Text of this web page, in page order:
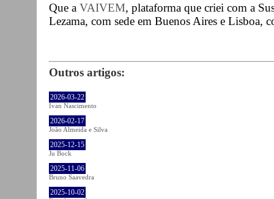
Que a VAIVEM, plataforma que criei com a
Lezama, com sede em Buenos Aires e Lisboa,
Outros artigos:
2026-03-22
Ivan Nascimento
2026-02-17
João Almeida e Silva
2025-12-15
Ju Bock
2025-11-06
Bruno Saavedra
2025-10-02